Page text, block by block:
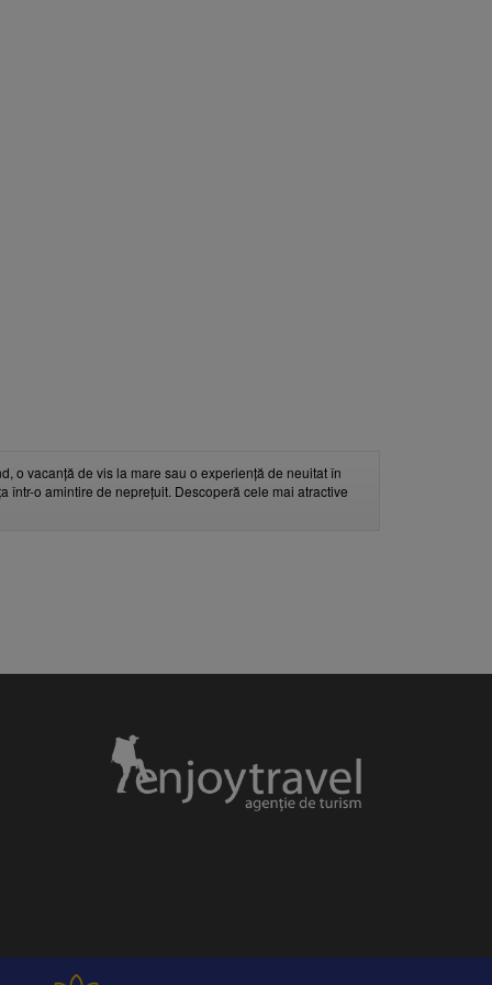
o vacanță de vis la mare sau o experiență de neuitat în
într-o amintire de neprețuit. Descoperă cele mai atractive